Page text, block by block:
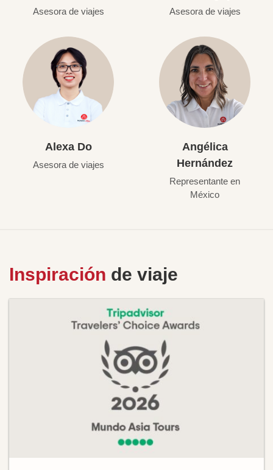
Asesora de viajes Asesora de viajes
Alexa Do
Asesora de viajes
Angélica
Hernández
Representante en
México
Inspiración de viaje